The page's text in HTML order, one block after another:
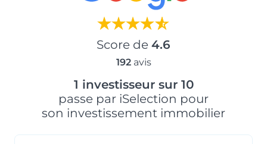
Score de 4.6
192avis
1 investisseur sur 10
passe par iSelection pour
son investissement immobilier